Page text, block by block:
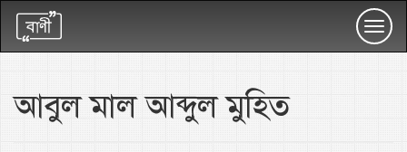
আবুল মাল আব্দুল মুহিত